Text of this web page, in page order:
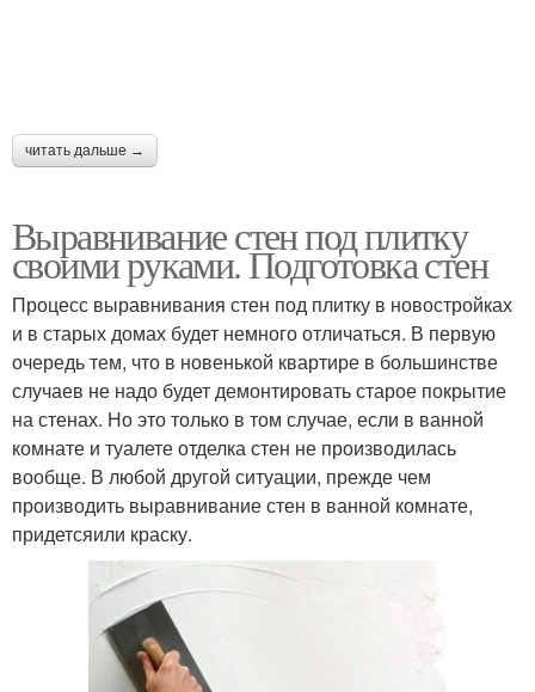
читать дальше →
Выравнивание стен под плитку
своими руками. Подготовка стен
Процесс выравнивания стен под плитку в новостройках
и в старых домах будет немного отличаться. В первую
очередь тем, что в новенькой квартире в большинстве
случаев не надо будет демонтировать старое покрытие
на стенах. Но это только в том случае, если в ванной
комнате и туалете отделка стен не производилась
вообще. В любой другой ситуации, прежде чем
производить выравнивание стен в ванной комнате,
придетсяили краску.